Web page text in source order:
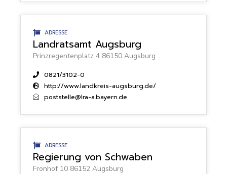
ADRESSE
Landratsamt Augsburg
Prinzregentenplatz 4 86150 Augsburg
0821/3102-0
http://www.landkreis-augsburg.de/
poststelle@lra-a.bayern.de
ADRESSE
Regierung von Schwaben
Fronhof 10 86152 Augsburg